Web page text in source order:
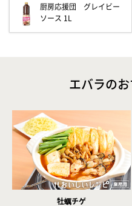
厨房応援団 グレイビー
ソース 1L
エバラの
牡蠣チゲ